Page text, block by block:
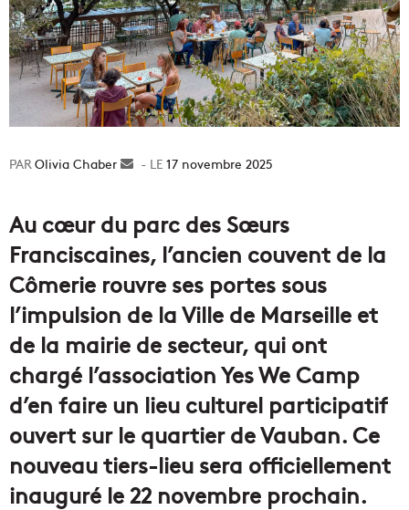
Olivia Chaber
Envoyer17 novembre 2025
Au cœur du parc des Sœurs
Franciscaines, l’ancien couvent de la
Cômerie rouvre ses portes sous
l’impulsion de la Ville de Marseille et
de la mairie de secteur, qui ont
chargé l’association Yes We Camp
d’en faire un lieu culturel participatif
ouvert sur le quartier de Vauban. Ce
nouveau tiers-lieu sera officiellement
inauguré le 22 novembre prochain.